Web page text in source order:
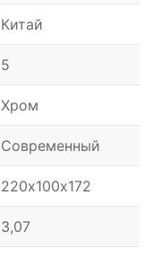
Китай
5
Хром
Современный
220х100х172
3,07